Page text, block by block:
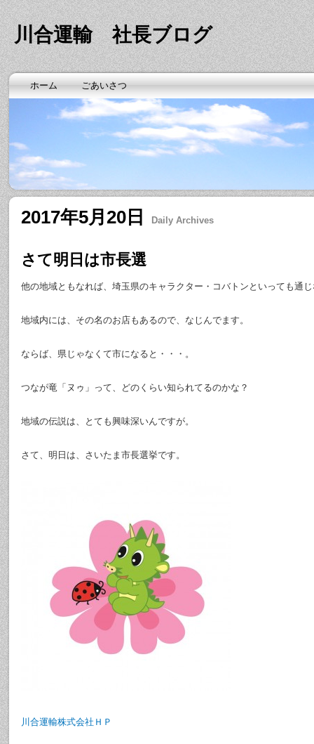
川合運輸 社長ブログ
ホーム ごあいさつ
2017年5月20日 Daily Archives
さて明日は市長選
他の地域ともなれば、埼玉県のキャラクター・コバトンといっても通
地域内には、その名のお店もあるので、なじんでます。
ならば、県じゃなくて市になると・・・。
つなが竜「ヌゥ」って、どのくらい知られてるのかな？
地域の伝説は、とても興味深いんですが。
さて、明日は、さいたま市長選挙です。
川合運輸株式会社ＨＰ